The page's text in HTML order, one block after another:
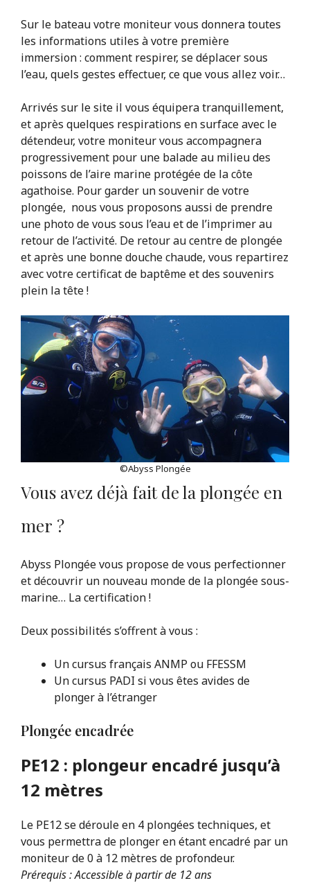
Sur le bateau votre moniteur vous donnera toutes
les informations utiles à votre première
immersion : comment respirer, se déplacer sous
l’eau, quels gestes effectuer, ce que vous allez voir…
Arrivés sur le site il vous équipera tranquillement,
et après quelques respirations en surface avec le
détendeur, votre moniteur vous accompagnera
progressivement pour une balade au milieu des
poissons de l’aire marine protégée de la côte
agathoise. Pour garder un souvenir de votre
plongée, nous vous proposons aussi de prendre
une photo de vous sous l’eau et de l’imprimer au
retour de l’activité. De retour au centre de plongée
et après une bonne douche chaude, vous repartirez
avec votre certificat de baptême et des souvenirs
plein la tête !
©Abyss Plongée
Vous avez déjà fait de la plongée en
mer ?
Abyss Plongée vous propose de vous perfectionner
et découvrir un nouveau monde de la plongée sous-
marine… La certification !
Deux possibilités s’offrent à vous :
Un cursus français ANMP ou FFESSM
Un cursus PADI si vous êtes avides de
plonger à l’étranger
Plongée encadrée
PE12 : plongeur encadré jusqu’à
12 mètres
Le PE12 se déroule en 4 plongées techniques, et
vous permettra de plonger en étant encadré par un
moniteur de 0 à 12 mètres de profondeur.
Prérequis : Accessible à partir de 12 ans